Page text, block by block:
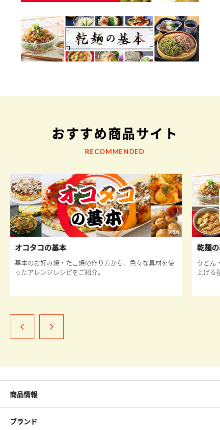
おすすめ商品サイト
RECOMMENDED
オコタコの基本
基本のお好み焼・たこ焼の作り方から、色々な具材を使
ったアレンジレシピをご紹介。
乾麺
うどん
上げ
商品情報
ブランド